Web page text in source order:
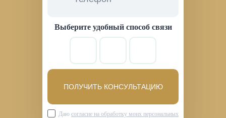
Выберите удобный способ связи
ПОЛУЧИТЬ КОНСУЛЬТАЦИЮ
Даю согласие на обработку моих персональных